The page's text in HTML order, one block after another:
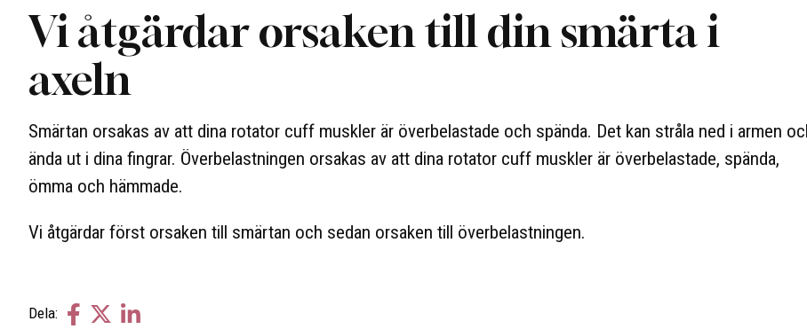
Vi åtgärdar orsaken till din smärta i
axeln
Smärtan orsakas av att dina rotator cuff muskler är överbelastade och spända. Det kan stråla ned i armen
ända ut i dina fingrar. Överbelastningen orsakas av att dina rotator cuff muskler är överbelastade, spända,
ömma och hämmade.
Vi åtgärdar först orsaken till smärtan och sedan orsaken till överbelastningen.
Dela:
Dela
DelaDela